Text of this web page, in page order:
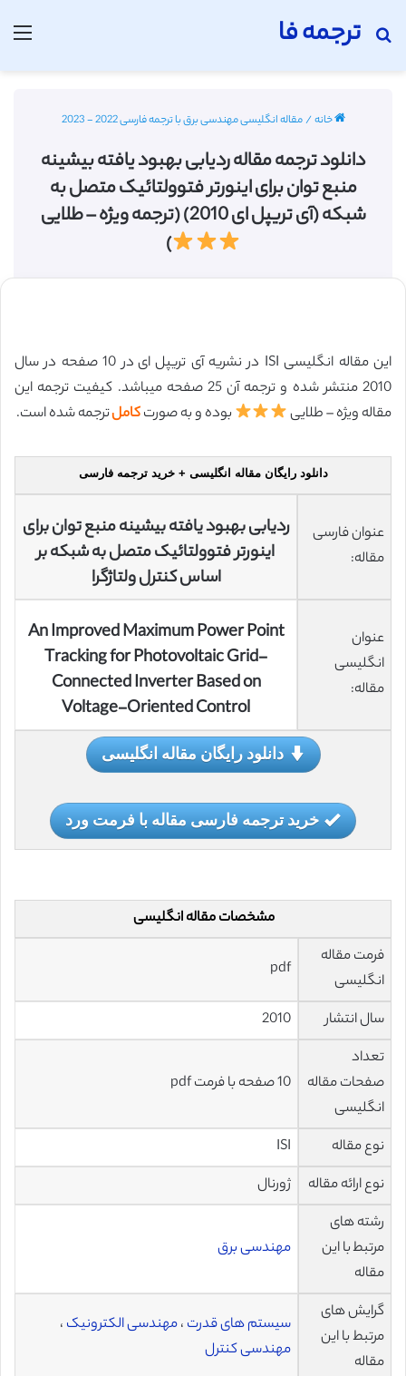
ترجمه فا
جستجو برای
خانه/مقاله انگلیسی مهندسی برق با ترجمه فارسی 2022 - 2023
دانلود ترجمه مقاله ردیابی بهبود یافته بیشینه
منبع توان برای اینورتر فتوولتائیک متصل به
شبکه (آی تریپل ای 2010) (ترجمه ویژه – طلایی
)
این مقاله انگلیسی ISI در نشریه آی تریپل ای در 10 صفحه در سال
2010 منتشر شده و ترجمه آن 25 صفحه میباشد. کیفیت ترجمه این
مقاله ویژه – طلایی
بوده و به صورتکاملترجمه شده است.
دانلود رایگان مقاله انگلیسی + خرید ترجمه فارسی
عنوان فارسی
مقاله:
ردیابی بهبود یافته بیشینه منبع توان برای
اینورتر فتوولتائیک متصل به شبکه بر
اساس کنترل ولتاژگرا
عنوان
انگلیسی
مقاله:
An Improved Maximum Power Point
Tracking for Photovoltaic Grid-
Connected Inverter Based on
Voltage-Oriented Control
دانلود رایگان مقاله انگلیسی
خرید ترجمه فارسی مقاله با فرمت ورد
مشخصات مقاله انگلیسی
فرمت مقاله
انگلیسی
pdf
سال انتشار
2010
تعداد
صفحات مقاله
انگلیسی
10 صفحه با فرمت pdf
نوع مقاله
ISI
نوع ارائه مقاله
ژورنال
رشته های
مرتبط با این
مقاله
مهندسی برق
گرایش های
مرتبط با این
مقاله
سیستم های قدرت ،مهندسی الکترونیک ،
مهندسی کنترل